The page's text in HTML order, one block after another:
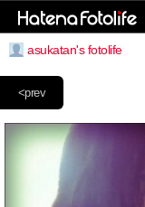
asukatan's fotolife
<prev